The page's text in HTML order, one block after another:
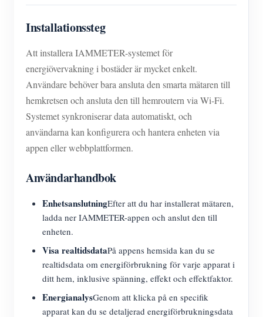
Installationssteg
Att installera IAMMETER-systemet för
energiövervakning i bostäder är mycket enkelt.
Användare behöver bara ansluta den smarta mätaren till
hemkretsen och ansluta den till hemroutern via Wi-Fi.
Systemet synkroniserar data automatiskt, och
användarna kan konfigurera och hantera enheten via
appen eller webbplattformen.
Användarhandbok
EnhetsanslutningEfter att du har installerat mätaren,
ladda ner IAMMETER-appen och anslut den till
enheten.
Visa realtidsdataPå appens hemsida kan du se
realtidsdata om energiförbrukning för varje apparat i
ditt hem, inklusive spänning, effekt och effektfaktor.
EnergianalysGenom att klicka på en specifik
apparat kan du se detaljerad energiförbrukningsdata